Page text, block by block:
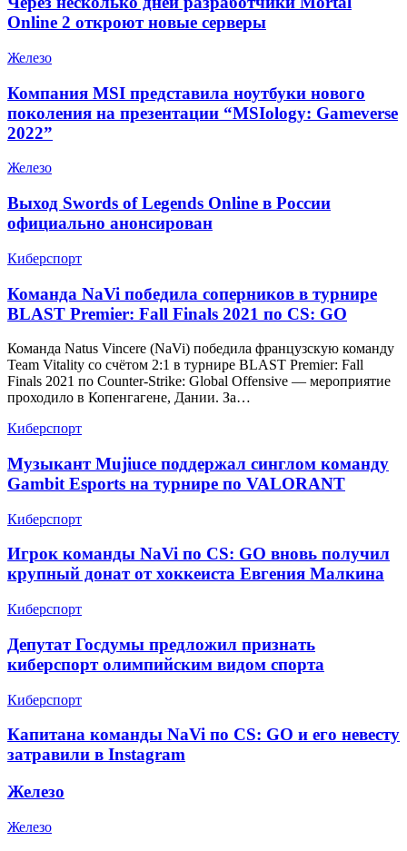
Online 2 откроют новые серверы
Железо
Компания MSI представила ноутбуки нового
поколения на презентации “MSIology: Gameverse
2022”
Железо
Выход Swords of Legends Online в России
официально анонсирован
Киберспорт
Команда NaVi победила соперников в турнире
BLAST Premier: Fall Finals 2021 по CS: GO
Команда Natus Vincere (NaVi) победила французскую команду
Team Vitality со счётом 2:1 в турнире BLAST Premier: Fall
Finals 2021 по Counter-Strike: Global Offensive — мероприятие
проходило в Копенгагене, Дании. За…
Киберспорт
Музыкант Mujiuce поддержал синглом команду
Gambit Esports на турнире по VALORANT
Киберспорт
Игрок команды NaVi по CS: GO вновь получил
крупный донат от хоккеиста Евгения Малкина
Киберспорт
Депутат Госдумы предложил признать
киберспорт олимпийским видом спорта
Киберспорт
Капитана команды NaVi по CS: GO и его невесту
затравили в Instagram
Железо
Железо